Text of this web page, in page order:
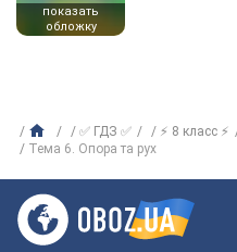
показать
обложку
✅ ГДЗ ✅ ⚡ 8 класс ⚡
Тема 6. Опора та рух